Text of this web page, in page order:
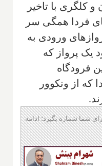
کلگری با تاخیر
فردا همگی سر
ورودی به
یک پرواز که
فرودگاه
که از ونکوور
شما شماره بگیرد؛ ادامه